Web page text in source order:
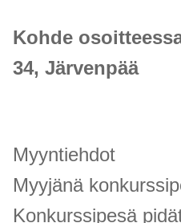
Kohde
34, Järvenpää
Myyntiehdot
Myyjänä
Konkurssipesä